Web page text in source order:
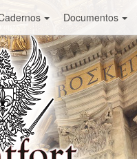
Documentos